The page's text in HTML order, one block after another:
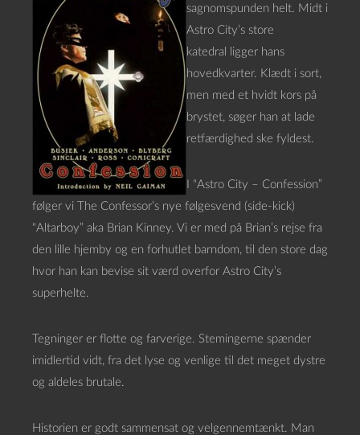
sagnomspunden helt. Midt i
Astro City’s store
katedral ligger hans
hovedkvarter. Klædt i sort,
men med et hvidt kors på
brystet, søger han at lade
retfærdighed ske fyldest.
I “Astro City – Confession”
følger vi The Confessor’s nye følgesvend (side-kick)
“Altarboy” aka Brian Kinney. Vi er med på Brian’s rejse fra
den lille hjemby og en forhutlet barndom, til den store dag
hvor han kan bevise sit værd overfor Astro City’s
superhelte.
Tegninger er flotte og farverige. Stemingerne spænder
imidlertid vidt, fra det lyse og venlige til det meget dystre
og aldeles brutale.
Historien er godt sammensat og velgennemtænkt. Man